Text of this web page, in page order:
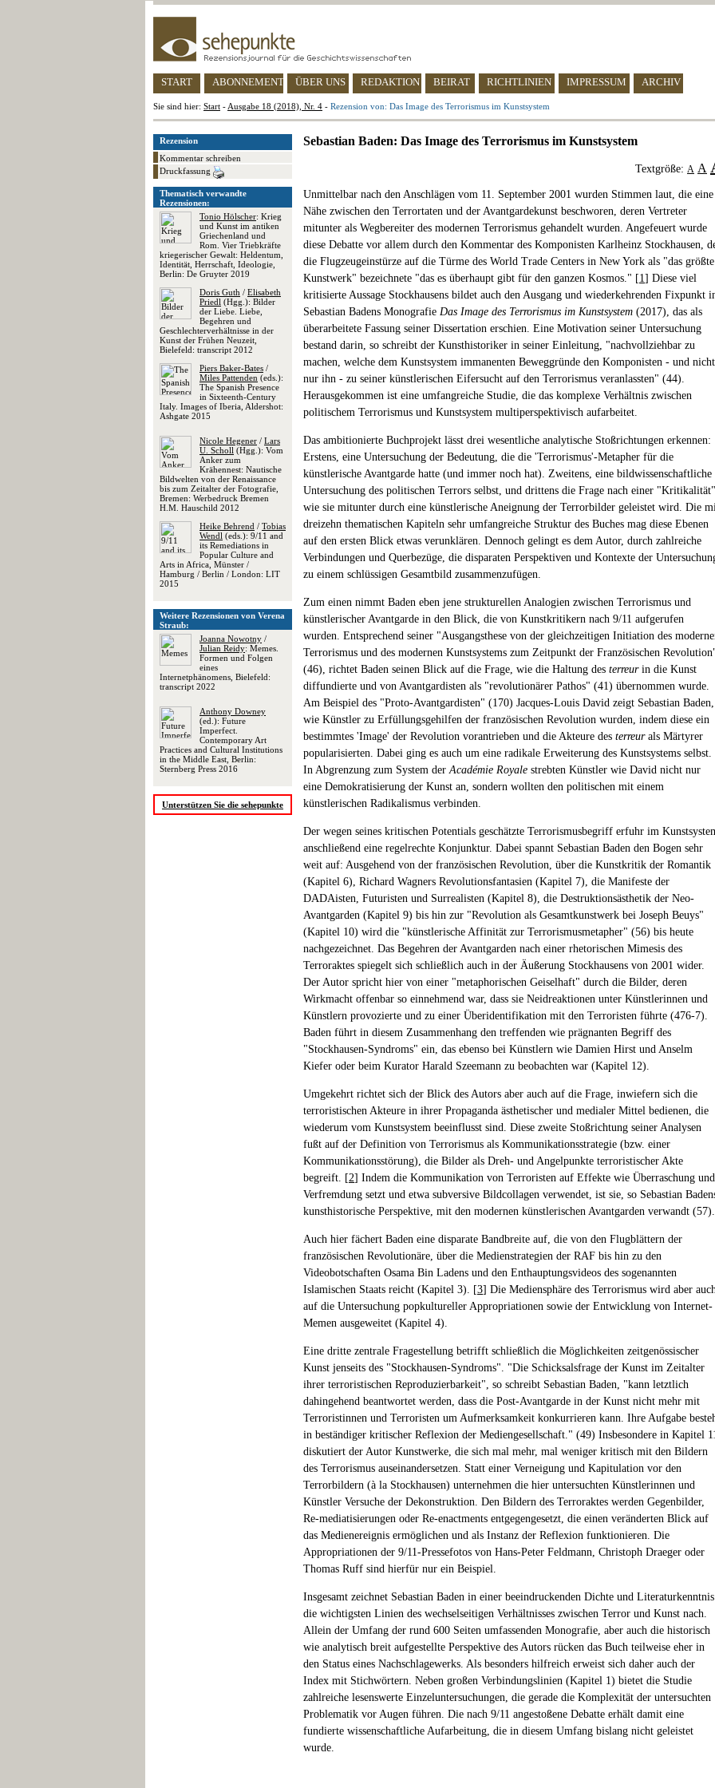
START ABONNEMENT ÜBER UNS REDAKTION BEIRAT RICHTLINIEN IMPRESSUM ARCHIV
Sie sind hier: Start - Ausgabe 18 (2018), Nr. 4 - Rezension von: Das Image des Terrorismus im Kunstsystem
Rezension
Kommentar schreiben
Druckfassung
Thematisch verwandte
Rezensionen:
Tonio Hölscher: Krieg
und Kunst im antiken
Griechenland und
Rom. Vier Triebkräfte
kriegerischer Gewalt: Heldentum,
Identität, Herrschaft, Ideologie,
Berlin: De Gruyter 2019
Doris Guth / Elisabeth
Priedl (Hgg.): Bilder
der Liebe. Liebe,
Begehren und
Geschlechterverhältnisse in der
Kunst der Frühen Neuzeit,
Bielefeld: transcript 2012
Piers Baker-Bates /
Miles Pattenden (eds.):
The Spanish Presence
in Sixteenth-Century
Italy. Images of Iberia, Aldershot:
Ashgate 2015
Nicole Hegener / Lars
U. Scholl (Hgg.): Vom
Anker zum
Krähennest: Nautische
Bildwelten von der Renaissance
bis zum Zeitalter der Fotografie,
Bremen: Werbedruck Bremen
H.M. Hauschild 2012
Heike Behrend / Tobias
Wendl (eds.): 9/11 and
its Remediations in
Popular Culture and
Arts in Africa, Münster /
Hamburg / Berlin / London: LIT
2015
Weitere Rezensionen von Verena
Straub:
Joanna Nowotny /
Julian Reidy: Memes.
Formen und Folgen
eines
Internetphänomens, Bielefeld:
transcript 2022
Anthony Downey
(ed.): Future
Imperfect.
Contemporary Art
Practices and Cultural Institutions
in the Middle East, Berlin:
Sternberg Press 2016
Unterstützen Sie die sehepunkte
Sebastian Baden: Das Image des Terrorismus im Kunstsystem
Textgröße: A A
Unmittelbar nach den Anschlägen vom 11. September 2001 wurden Stimmen laut, die eine
Nähe zwischen den Terrortaten und der Avantgardekunst beschworen, deren Vertreter
mitunter als Wegbereiter des modernen Terrorismus gehandelt wurden. Angefeuert wurde
diese Debatte vor allem durch den Kommentar des Komponisten Karlheinz Stockhausen,
die Flugzeugeinstürze auf die Türme des World Trade Centers in New York als "das größte
Kunstwerk" bezeichnete "das es überhaupt gibt für den ganzen Kosmos." [1] Diese viel
kritisierte Aussage Stockhausens bildet auch den Ausgang und wiederkehrenden Fixpunkt
Sebastian Badens Monografie Das Image des Terrorismus im Kunstsystem (2017), das als
überarbeitete Fassung seiner Dissertation erschien. Eine Motivation seiner Untersuchung
bestand darin, so schreibt der Kunsthistoriker in seiner Einleitung, "nachvollziehbar zu
machen, welche dem Kunstsystem immanenten Beweggründe den Komponisten - und nicht
nur ihn - zu seiner künstlerischen Eifersucht auf den Terrorismus veranlassten" (44).
Herausgekommen ist eine umfangreiche Studie, die das komplexe Verhältnis zwischen
politischem Terrorismus und Kunstsystem multiperspektivisch aufarbeitet.
Das ambitionierte Buchprojekt lässt drei wesentliche analytische Stoßrichtungen erkennen:
Erstens, eine Untersuchung der Bedeutung, die die 'Terrorismus'-Metapher für die
künstlerische Avantgarde hatte (und immer noch hat). Zweitens, eine bildwissenschaftliche
Untersuchung des politischen Terrors selbst, und drittens die Frage nach einer
wie sie mitunter durch eine künstlerische Aneignung der Terrorbilder geleistet wird. Die
dreizehn thematischen Kapiteln sehr umfangreiche Struktur des Buches mag diese Ebenen
auf den ersten Blick etwas verunklären. Dennoch gelingt es dem Autor, durch zahlreiche
Verbindungen und Querbezüge, die disparaten Perspektiven und Kontexte der
zu einem schlüssigen Gesamtbild zusammenzufügen.
Zum einen nimmt Baden eben jene strukturellen Analogien zwischen Terrorismus und
künstlerischer Avantgarde in den Blick, die von Kunstkritikern nach 9/11 aufgerufen
wurden. Entsprechend seiner "Ausgangsthese von der gleichzeitigen Initiation des
Terrorismus und des modernen Kunstsystems zum Zeitpunkt der Französischen
(46), richtet Baden seinen Blick auf die Frage, wie die Haltung des terreurin die Kunst
diffundierte und von Avantgardisten als "revolutionärer Pathos" (41) übernommen wurde.
Am Beispiel des "Proto-Avantgardisten" (170) Jacques-Louis David zeigt Sebastian Baden,
wie Künstler zu Erfüllungsgehilfen der französischen Revolution wurden, indem diese ein
bestimmtes 'Image' der Revolution vorantrieben und die Akteure des terreurals Märtyrer
popularisierten. Dabei ging es auch um eine radikale Erweiterung des Kunstsystems selbst.
In Abgrenzung zum System derAcadémie Royale strebten Künstler wie David nicht nur
eine Demokratisierung der Kunst an, sondern wollten den politischen mit einem
künstlerischen Radikalismus verbinden.
Der wegen seines kritischen Potentials geschätzte Terrorismusbegriff erfuhr im
anschließend eine regelrechte Konjunktur. Dabei spannt Sebastian Baden den Bogen sehr
weit auf: Ausgehend von der französischen Revolution, über die Kunstkritik der Romantik
(Kapitel 6), Richard Wagners Revolutionsfantasien (Kapitel 7), die Manifeste der
DADAisten, Futuristen und Surrealisten (Kapitel 8), die Destruktionsästhetik der Neo-
Avantgarden (Kapitel 9) bis hin zur "Revolution als Gesamtkunstwerk bei Joseph Beuys"
(Kapitel 10) wird die "künstlerische Affinität zur Terrorismusmetapher" (56) bis heute
nachgezeichnet. Das Begehren der Avantgarden nach einer rhetorischen Mimesis des
Terroraktes spiegelt sich schließlich auch in der Äußerung Stockhausens von 2001 wider.
Der Autor spricht hier von einer "metaphorischen Geiselhaft" durch die Bilder, deren
Wirkmacht offenbar so einnehmend war, dass sie Neidreaktionen unter Künstlerinnen und
Künstlern provozierte und zu einer Überidentifikation mit den Terroristen führte (476-7).
Baden führt in diesem Zusammenhang den treffenden wie prägnanten Begriff des
"Stockhausen-Syndroms" ein, das ebenso bei Künstlern wie Damien Hirst und Anselm
Kiefer oder beim Kurator Harald Szeemann zu beobachten war (Kapitel 12).
Umgekehrt richtet sich der Blick des Autors aber auch auf die Frage, inwiefern sich die
terroristischen Akteure in ihrer Propaganda ästhetischer und medialer Mittel bedienen, die
wiederum vom Kunstsystem beeinflusst sind. Diese zweite Stoßrichtung seiner Analysen
fußt auf der Definition von Terrorismus als Kommunikationsstrategie (bzw. einer
Kommunikationsstörung), die Bilder als Dreh- und Angelpunkte terroristischer Akte
begreift. [2] Indem die Kommunikation von Terroristen auf Effekte wie Überraschung und
Verfremdung setzt und etwa subversive Bildcollagen verwendet, ist sie, so Sebastian
kunsthistorische Perspektive, mit den modernen künstlerischen Avantgarden verwandt (57).
Auch hier fächert Baden eine disparate Bandbreite auf, die von den Flugblättern der
französischen Revolutionäre, über die Medienstrategien der RAF bis hin zu den
Videobotschaften Osama Bin Ladens und den Enthauptungsvideos des sogenannten
Islamischen Staats reicht (Kapitel 3). [3] Die Mediensphäre des Terrorismus wird aber
auf die Untersuchung popkultureller Appropriationen sowie der Entwicklung von Internet-
Memen ausgeweitet (Kapitel 4).
Eine dritte zentrale Fragestellung betrifft schließlich die Möglichkeiten zeitgenössischer
Kunst jenseits des "Stockhausen-Syndroms". "Die Schicksalsfrage der Kunst im Zeitalter
ihrer terroristischen Reproduzierbarkeit", so schreibt Sebastian Baden, "kann letztlich
dahingehend beantwortet werden, dass die Post-Avantgarde in der Kunst nicht mehr mit
Terroristinnen und Terroristen um Aufmerksamkeit konkurrieren kann. Ihre Aufgabe
in beständiger kritischer Reflexion der Mediengesellschaft." (49) Insbesondere in Kapitel
diskutiert der Autor Kunstwerke, die sich mal mehr, mal weniger kritisch mit den Bildern
des Terrorismus auseinandersetzen. Statt einer Verneigung und Kapitulation vor den
Terrorbildern (à la Stockhausen) unternehmen die hier untersuchten Künstlerinnen und
Künstler Versuche der Dekonstruktion. Den Bildern des Terroraktes werden Gegenbilder,
Re-mediatisierungen oder Re-enactments entgegengesetzt, die einen veränderten Blick auf
das Medienereignis ermöglichen und als Instanz der Reflexion funktionieren. Die
Appropriationen der 9/11-Pressefotos von Hans-Peter Feldmann, Christoph Draeger oder
Thomas Ruff sind hierfür nur ein Beispiel.
Insgesamt zeichnet Sebastian Baden in einer beeindruckenden Dichte und Literaturkenntnis
die wichtigsten Linien des wechselseitigen Verhältnisses zwischen Terror und Kunst nach.
Allein der Umfang der rund 600 Seiten umfassenden Monografie, aber auch die historisch
wie analytisch breit aufgestellte Perspektive des Autors rücken das Buch teilweise eher in
den Status eines Nachschlagewerks. Als besonders hilfreich erweist sich daher auch der
Index mit Stichwörtern. Neben großen Verbindungslinien (Kapitel 1) bietet die Studie
zahlreiche lesenswerte Einzeluntersuchungen, die gerade die Komplexität der untersuchten
Problematik vor Augen führen. Die nach 9/11 angestoßene Debatte erhält damit eine
fundierte wissenschaftliche Aufarbeitung, die in diesem Umfang bislang nicht geleistet
wurde.